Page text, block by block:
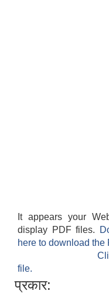
It appears your
display PDF files.
here to download the
file.
प्रकार: